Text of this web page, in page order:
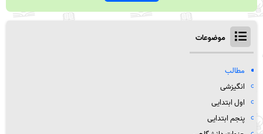
موضوعات
مطالب
انگیزشی
اول ابتدایی
پنجم ابتدایی